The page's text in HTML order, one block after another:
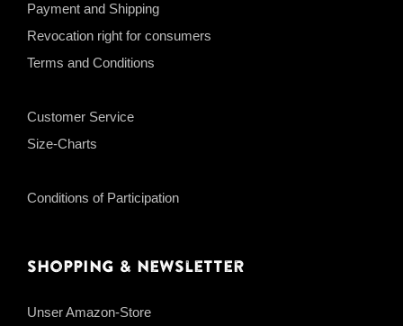
Payment and Shipping
Revocation right for consumers
Terms and Conditions
Customer Service
Size-Charts
Conditions of Participation
Shopping & Newsletter
Unser Amazon-Store